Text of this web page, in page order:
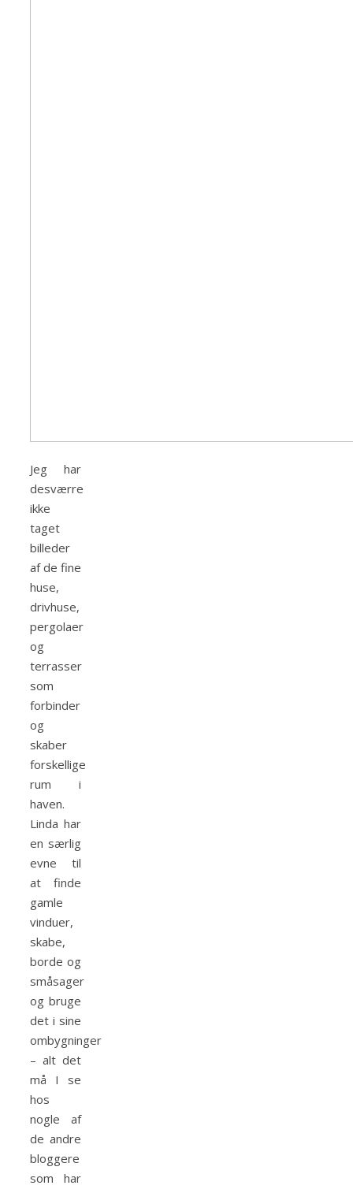
Jeg har
desværre
ikke
taget
billeder
af de fine
huse,
drivhuse,
pergolaer
og
terrasser
som
forbinder
og
skaber
forskellige
rum i
haven.
Linda har
en særlig
evne til
at finde
gamle
vinduer,
skabe,
borde og
småsager
og bruge
det i sine
ombygninger
– alt det
må I se
hos
nogle af
de andre
bloggere
som har